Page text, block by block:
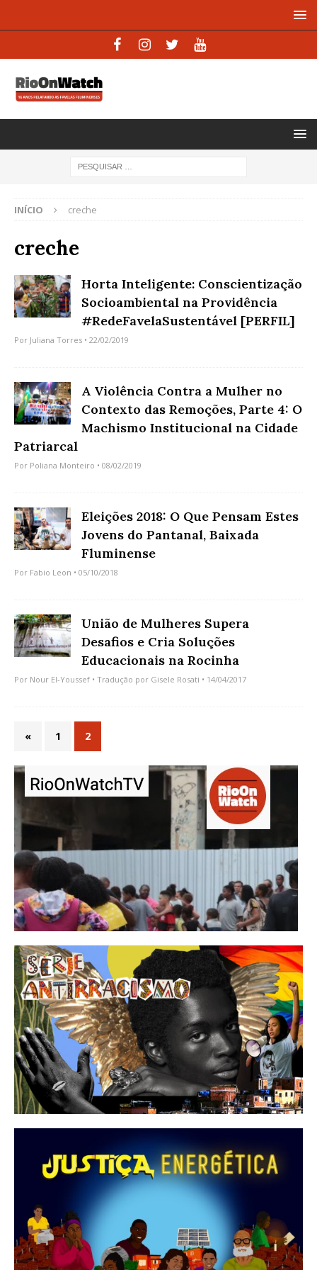
INÍCIO creche
creche
Horta Inteligente: Conscientização
Socioambiental na Providência
#RedeFavelaSustentável [PERFIL]
Por Juliana Torres • 22/02/2019
A Violência Contra a Mulher no
Contexto das Remoções, Parte 4: O
Machismo Institucional na Cidade
Patriarcal
Por Poliana Monteiro • 08/02/2019
Eleições 2018: O Que Pensam Estes
Jovens do Pantanal, Baixada
Fluminense
Por Fabio Leon • 05/10/2018
União de Mulheres Supera
Desafios e Cria Soluções
Educacionais na Rocinha
Por Nour El-Youssef • Tradução por Gisele Rosati • 14/04/2017
« 1 2